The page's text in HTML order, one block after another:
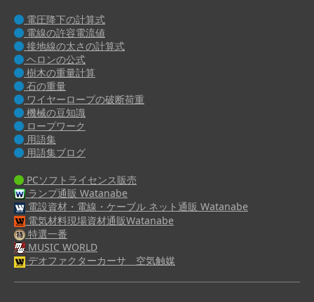
電圧降下の計算式
電線の許容電流値
接地線の太さの計算式
ヘロンの公式
樹木の重量計算
石の重量
ワイヤーロープの破断荷重
機械の豆知識
ロープワーク
用語集
用語集ブログ
PCソフトライセンス販売
ランプ通販 Watanabe
電設資材・電線・ケーブル ネット通販 Watanabe
電気材料現場資材通販Watanabe
特選一番
MUSIC WORLD
デオファクターカーサ 空気触媒